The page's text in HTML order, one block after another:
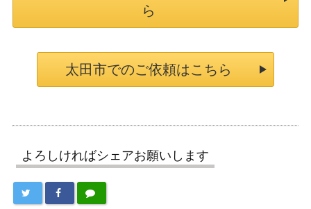
ら
太田市でのご依頼はこちら
よろしければシェアお願いします